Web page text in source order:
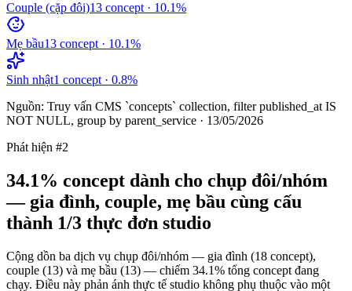
Couple (cặp đôi)13 concept · 10.1%
Mẹ bầu13 concept · 10.1%
Sinh nhật1 concept · 0.8%
Nguồn: Truy vấn CMS `concepts` collection, filter published_at IS
NOT NULL, group by parent_service · 13/05/2026
Phát hiện #2
34.1% concept dành cho chụp đôi/nhóm
— gia đình, couple, mẹ bầu cùng cấu
thành 1/3 thực đơn studio
Cộng dồn ba dịch vụ chụp đôi/nhóm — gia đình (18 concept),
couple (13) và mẹ bầu (13) — chiếm 34.1% tổng concept đang
chạy. Điều này phản ánh thực tế studio không phụ thuộc vào một